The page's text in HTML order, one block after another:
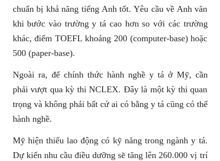
chuẩn bị khả năng tiếng Anh tốt. Yêu cầu về Anh văn
khi bước vào trường y tá cao hơn so với các trường
khác, điểm TOEFL khoảng 200 (computer-base) hoặc
500 (paper-base).
Ngoài ra, để chính thức hành nghề y tá ở Mỹ, cần
phải vượt qua kỳ thi NCLEX. Đây là một kỳ thi quan
trọng và không phải bất cứ ai có bằng y tá cũng có thể
hành nghề.
Mỹ hiện thiếu lao động có kỹ năng trong ngành y tá.
Dự kiến nhu cầu điều dưỡng sẽ tăng lên 260.000 vị trí